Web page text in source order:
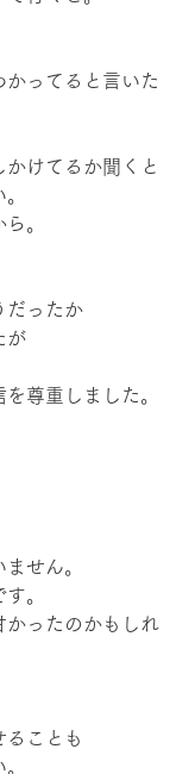
かってると言いた
けてるか聞くと
。
だったか
が
尊重しました。
せん。
。
かったのかもしれ
ることも